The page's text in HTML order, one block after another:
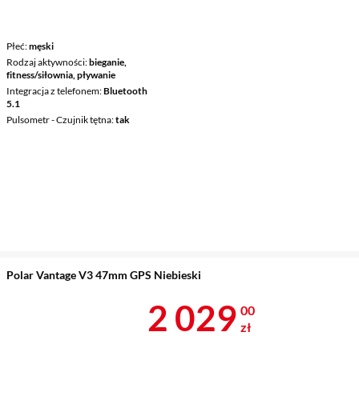
Płeć męski
Rodzaj aktywności bieganie,
fitness/siłownia, pływanie
Integracja z telefonem Bluetooth
5.1
Pulsometr - Czujnik tętna tak
Polar Vantage V3 47mm GPS Niebieski
Cena 2 029 zł
2 029 00
zł